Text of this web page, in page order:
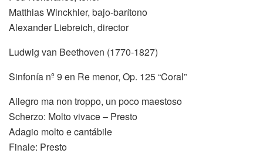
Matthias Winckhler, bajo-barítono
Alexander Liebreich, director
Ludwig van Beethoven (1770-1827)
Sinfonía nº 9 en Re menor, Op. 125 “Coral”
Allegro ma non troppo, un poco maestoso
Scherzo: Molto vivace – Presto
Adagio molto e cantábile
Finale: Presto